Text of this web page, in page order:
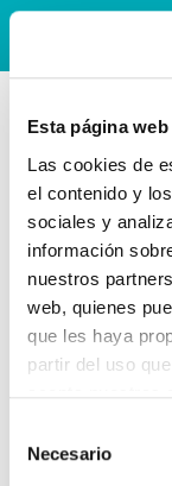
Esta página
Las cookies de
el contenido y
sociales y
información
nuestros
web, quienes
que les haya
partir del uso
Necesario